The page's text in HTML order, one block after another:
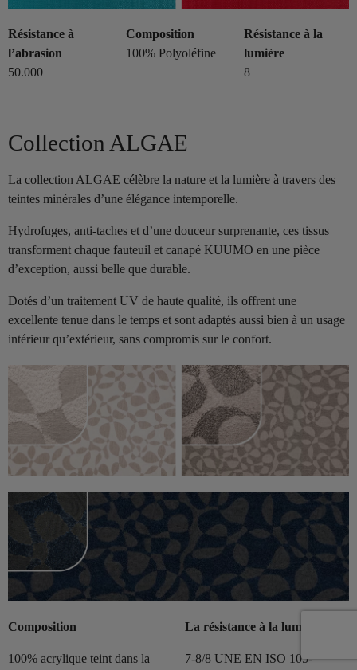
Résistance à
l’abrasion
50.000
Composition
100% Polyoléfine
Résistance à la
lumière
8
Collection ALGAE
La collection ALGAE célèbre la nature et la lumière à travers des
teintes minérales d’une élégance intemporelle.
Hydrofuges, anti-taches et d’une douceur surprenante, ces tissus
transforment chaque fauteuil et canapé KUUMO en une pièce
d’exception, aussi belle que durable.
Dotés d’un traitement UV de haute qualité, ils offrent une
excellente tenue dans le temps et sont adaptés aussi bien à un usage
intérieur qu’extérieur, sans compromis sur le confort.
Composition
100% acrylique teint dans la
La résistance à la lumière
7-8/8 UNE EN ISO 105-